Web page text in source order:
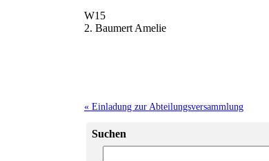
W15
2. Baumert Amelie
« Einladung zur Abteilungsversammlung
Suchen